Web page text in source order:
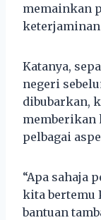
memainkan
Katanya,
negeri
dibubarkan,
memberikan
pelbagai
“Apa sahaja
kita bertemu
bantuan